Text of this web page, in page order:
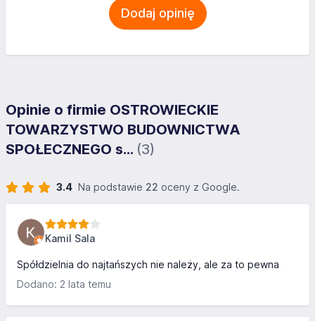
Dodaj opinię
Opinie o firmie OSTROWIECKIE
TOWARZYSTWO BUDOWNICTWA
SPOŁECZNEGO s... (3)
3.4 Na podstawie 22 oceny z Google.
Kamil Sala
Spółdzielnia do najtańszych nie należy, ale za to pewna
Dodano: 2 lata temu